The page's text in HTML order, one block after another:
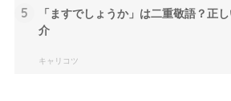
5
「ますでしょうか」は二重敬語？正
介
キャリコツ